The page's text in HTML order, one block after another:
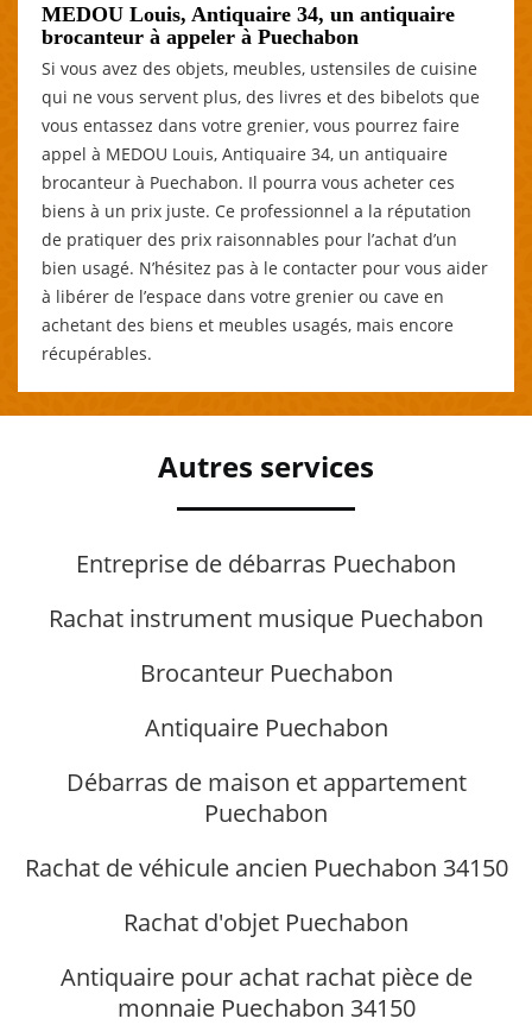
MEDOU Louis, Antiquaire 34, un antiquaire
brocanteur à appeler à Puechabon
Si vous avez des objets, meubles, ustensiles de cuisine
qui ne vous servent plus, des livres et des bibelots que
vous entassez dans votre grenier, vous pourrez faire
appel à MEDOU Louis, Antiquaire 34, un antiquaire
brocanteur à Puechabon. Il pourra vous acheter ces
biens à un prix juste. Ce professionnel a la réputation
de pratiquer des prix raisonnables pour l’achat d’un
bien usagé. N’hésitez pas à le contacter pour vous aider
à libérer de l’espace dans votre grenier ou cave en
achetant des biens et meubles usagés, mais encore
récupérables.
Autres services
Entreprise de débarras Puechabon
Rachat instrument musique Puechabon
Brocanteur Puechabon
Antiquaire Puechabon
Débarras de maison et appartement
Puechabon
Rachat de véhicule ancien Puechabon 34150
Rachat d'objet Puechabon
Antiquaire pour achat rachat pièce de
monnaie Puechabon 34150